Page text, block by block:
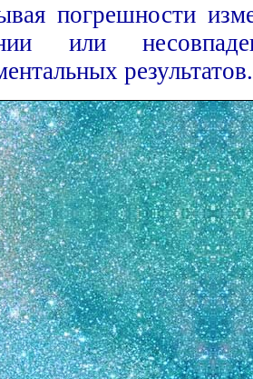
погрешности
или
результатов.